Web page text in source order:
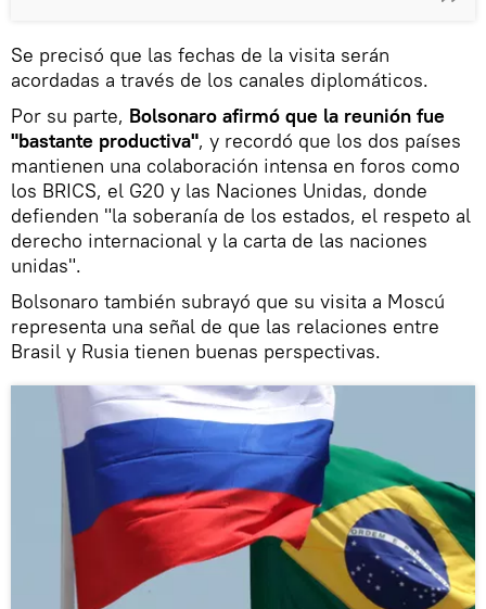
Se precisó que las fechas de la visita serán
acordadas a través de los canales diplomáticos.
Por su parte, Bolsonaro afirmó que la reunión fue
"bastante productiva", y recordó que los dos países
mantienen una colaboración intensa en foros como
los BRICS, el G20 y las Naciones Unidas, donde
defienden "la soberanía de los estados, el respeto al
derecho internacional y la carta de las naciones
unidas".
Bolsonaro también subrayó que su visita a Moscú
representa una señal de que las relaciones entre
Brasil y Rusia tienen buenas perspectivas.